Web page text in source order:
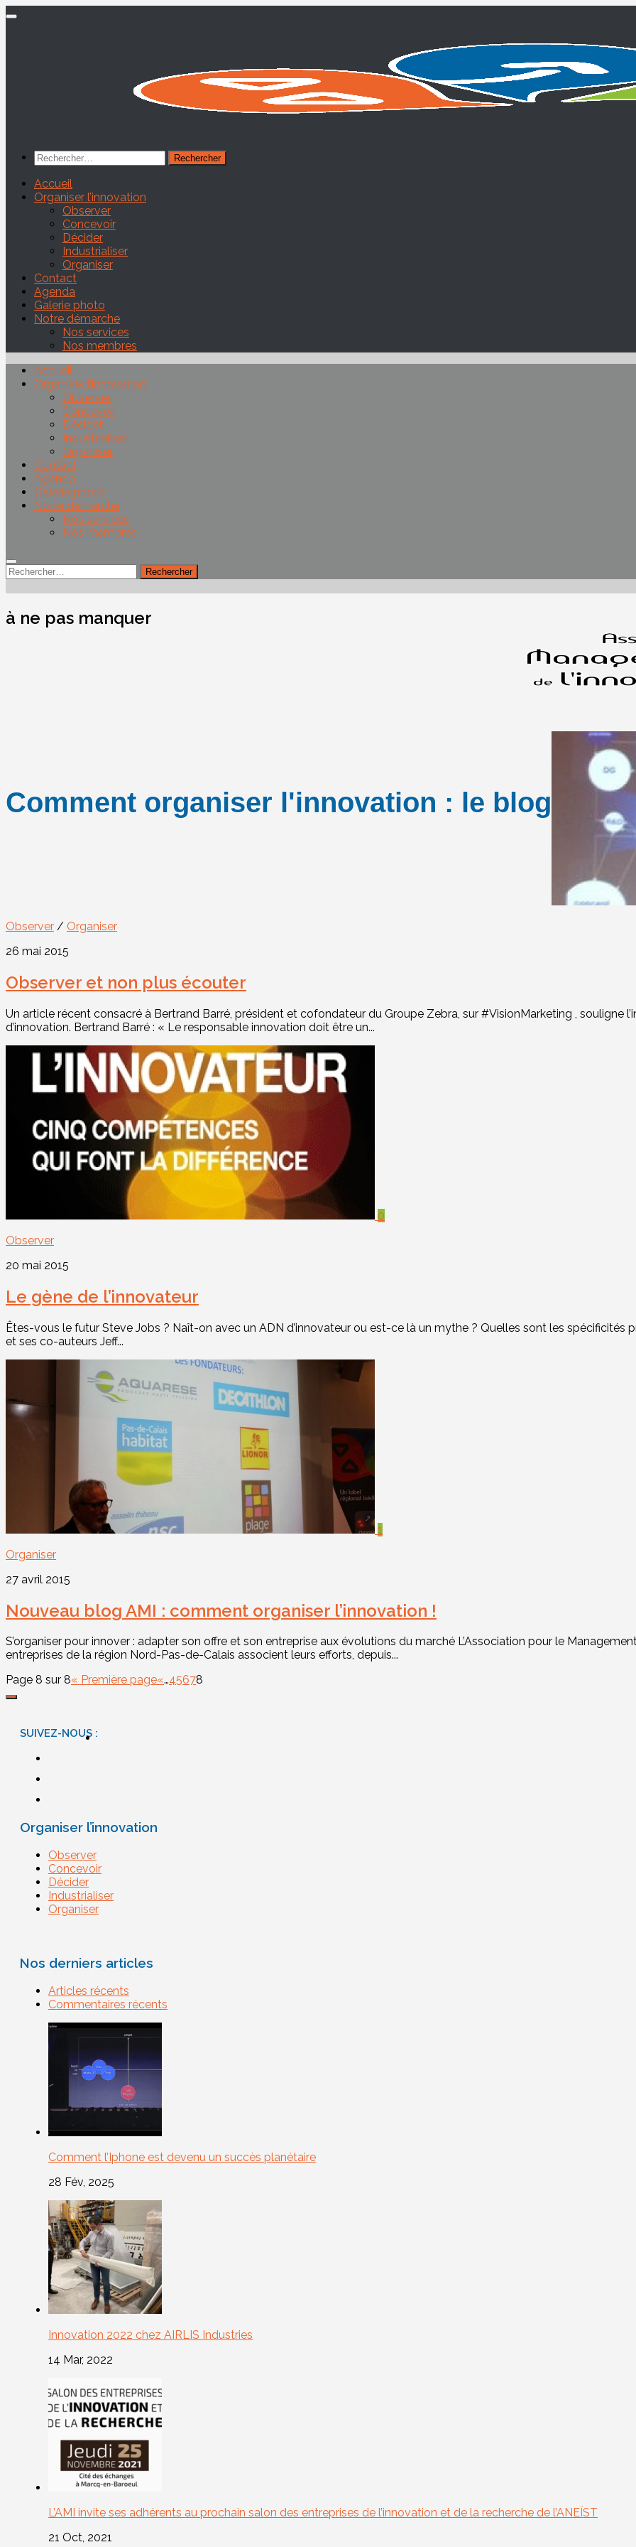
Skip
Rechercher :
Accueil
Organiser l’innovation
Observer
Concevoir
Décider
Industrialiser
Organiser
Contact
Agenda
Galerie photo
Notre démarche
Nos services
Nos membres
Accueil
Organiser l’innovation
Observer
Concevoir
Décider
Industrialiser
Organiser
Contact
Agenda
Galerie photo
Notre démarche
Nos services
Nos membres
Rechercher :
Comment organiser l'innovation : le blog
à ne pas manquer
Observer / Organiser
26 mai 2015
Observer et non plus écouter
Un article récent consacré à Bertrand Barré, président et cofondateur du Groupe Zebra, sur #VisionMarketing , souligne
d’innovation. Bertrand Barré : « Le responsable innovation doit être un...
0
Observer
20 mai 2015
Le gène de l’innovateur
Êtes-vous le futur Steve Jobs ? Naît-on avec un ADN d’innovateur ou est-ce là un mythe ? Quelles sont les spécificités
et ses co-auteurs Jeff...
1
Organiser
27 avril 2015
Nouveau blog AMI : comment organiser l’innovation !
S’organiser pour innover : adapter son offre et son entreprise aux évolutions du marché L’Association pour le
entreprises de la région Nord-Pas-de-Calais associent leurs efforts, depuis...
Page 8 sur 8« Première page«…45678
SUIVEZ-NOUS :
Organiser l’innovation
Observer
Concevoir
Décider
Industrialiser
Organiser
Nos derniers articles
Articles récents
Commentaires récents
Comment l’Iphone est devenu un succès planétaire
28 Fév, 2025
Innovation 2022 chez AIRLIS Industries
14 Mar, 2022
L’AMI invite ses adhérents au prochain salon des entreprises de l’innovation et de la recherche de l’ANEÏST
21 Oct, 2021